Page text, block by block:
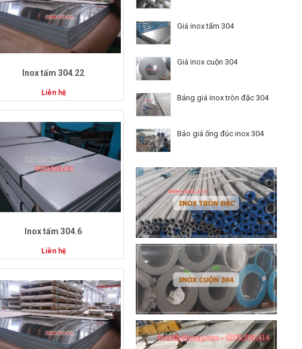
Inox tấm 304.22
Liên hệ
Inox tấm 304.6
Liên hệ
Giá inox tấm 304
Giá inox cuộn 304
Bảng giá inox tròn đặc 304
Báo giá ống đúc inox 304